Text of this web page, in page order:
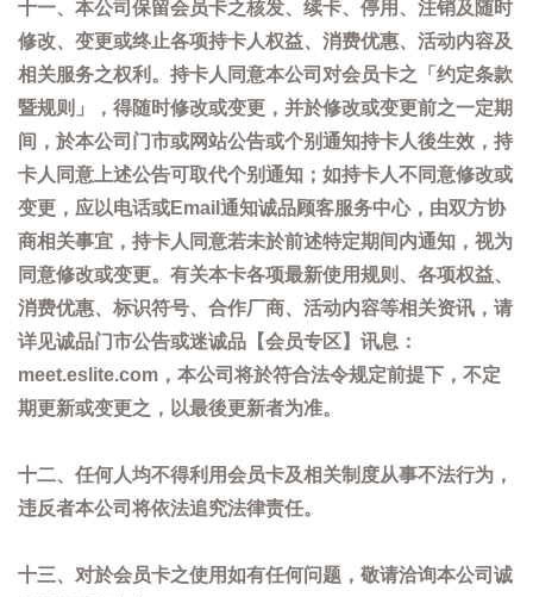
十一、本公司保留会员卡之核发、续卡、停用、注销及随时
修改、变更或终止各项持卡人权益、消费优惠、活动内容及
相关服务之权利。持卡人同意本公司对会员卡之「约定条款
暨规则」，得随时修改或变更，并於修改或变更前之一定期
间，於本公司门市或网站公告或个别通知持卡人後生效，持
卡人同意上述公告可取代个别通知；如持卡人不同意修改或
变更，应以电话或Email通知诚品顾客服务中心，由双方协
商相关事宜，持卡人同意若未於前述特定期间内通知，视为
同意修改或变更。有关本卡各项最新使用规则、各项权益、
消费优惠、标识符号、合作厂商、活动内容等相关资讯，请
详见诚品门市公告或迷诚品【会员专区】讯息：
meet.eslite.com，本公司将於符合法令规定前提下，不定
期更新或变更之，以最後更新者为准。
十二、任何人均不得利用会员卡及相关制度从事不法行为，
违反者本公司将依法追究法律责任。
十三、对於会员卡之使用如有任何问题，敬请洽询本公司诚